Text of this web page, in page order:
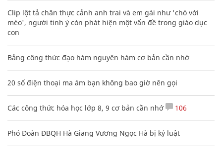
Clip lột tả chân thực cảnh anh trai và em gái như 'chó với
mèo', người tinh ý còn phát hiện một vấn đề trong giáo dục
con
Bảng công thức đạo hàm nguyên hàm cơ bản cần nhớ
20 số điện thoại ma ám bạn không bao giờ nên gọi
Các công thức hóa học lớp 8, 9 cơ bản cần nhớ 106
Phó Đoàn ĐBQH Hà Giang Vương Ngọc Hà bị kỷ luật